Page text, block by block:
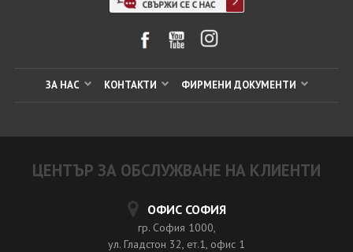
ЗА НАС КОНТАКТИ ФИРМЕНИ ДОКУМЕНТИ
ЦЕНТЪР ЗА ОБСЛУЖВАНЕ НА КЛИЕНТИ
ОФИС СОФИЯ
гр. София 1000,
ул. Гладстон 32, ет.1, офис 1